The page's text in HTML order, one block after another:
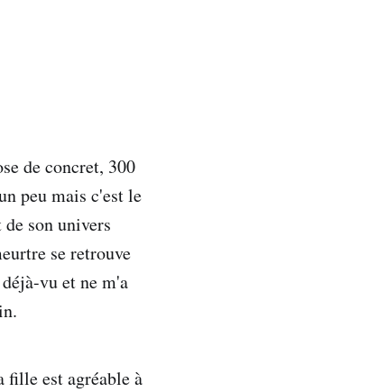
de concret, 300
peu mais c'est le
son univers
se retrouve
vu et ne m'a
fille est agréable à